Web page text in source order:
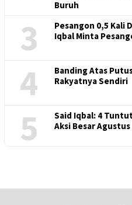
Buruh
3
Pesangon 0,5 Kali
Iqbal Minta
4
Banding Atas
Rakyatnya Sendiri
5
Said Iqbal: 4
Aksi Besar